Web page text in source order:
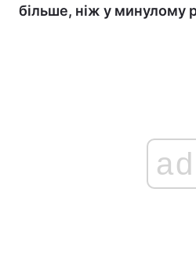
більше, ніж у минулому
ad